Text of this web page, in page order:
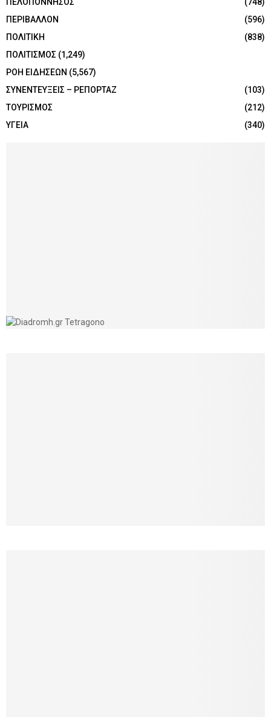
ΠΕΛΟΠΟΝΝΗΣΟΣ
(748)
ΠΕΡΙΒΑΛΛΟΝ
(596)
ΠΟΛΙΤΙΚΗ
(838)
ΠΟΛΙΤΙΣΜΟΣ (1,249)
ΡΟΗ ΕΙΔΗΣΕΩΝ (5,567)
ΣΥΝΕΝΤΕΥΞΕΙΣ – ΡΕΠΟΡΤΑΖ
(103)
ΤΟΥΡΙΣΜΟΣ
(212)
ΥΓΕΙΑ
(340)